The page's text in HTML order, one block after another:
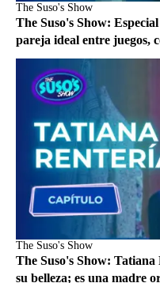
The Suso's Show
The Suso's Show:
pareja ideal entre juegos,
The Suso's Show
The Suso's Show: Tatiana
su belleza; es una madre